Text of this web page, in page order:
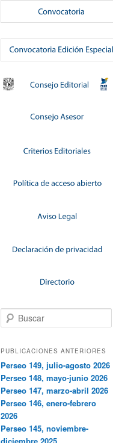
Buscar
PUBLICACIONES ANTERIORES
Perseo 149, julio-agosto 2026
Perseo 148, mayo-junio 2026
Perseo 147, marzo-abril 2026
Perseo 146, enero-febrero
2026
Perseo 145, noviembre-